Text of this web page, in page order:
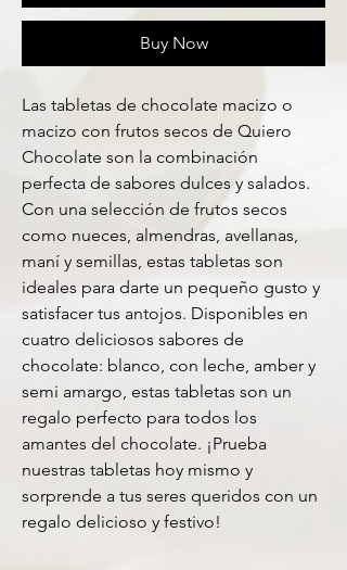
Buy Now
Las tabletas de chocolate macizo o
macizo con frutos secos de Quiero
Chocolate son la combinación
perfecta de sabores dulces y salados.
Con una selección de frutos secos
como nueces, almendras, avellanas,
maní y semillas, estas tabletas son
ideales para darte un pequeño gusto y
satisfacer tus antojos. Disponibles en
cuatro deliciosos sabores de
chocolate: blanco, con leche, amber y
semi amargo, estas tabletas son un
regalo perfecto para todos los
amantes del chocolate. ¡Prueba
nuestras tabletas hoy mismo y
sorprende a tus seres queridos con un
regalo delicioso y festivo!